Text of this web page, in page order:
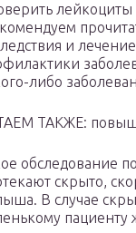
и
либо
ТАКЖЕ:
обследование
скрыто,
В случае
пациенту